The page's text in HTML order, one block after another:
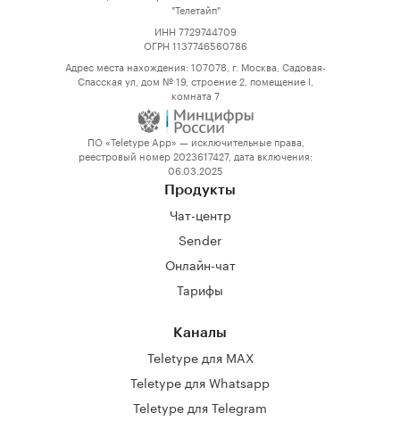
"Телетайп"
ИНН 7729744709
ОГРН 1137746560786
Адрес места нахождения: 107078, г. Москва, Садовая-
Спасская ул, дом № 19, строение 2, помещение I,
комната 7
ПО «Teletype App» — исключительные права,
реестровый номер 2023617427, дата включения:
06.03.2025
Продукты
Чат-центр
Sender
Онлайн-чат
Тарифы
Каналы
Teletype для MAX
Teletype для Whatsapp
Teletype для Telegram